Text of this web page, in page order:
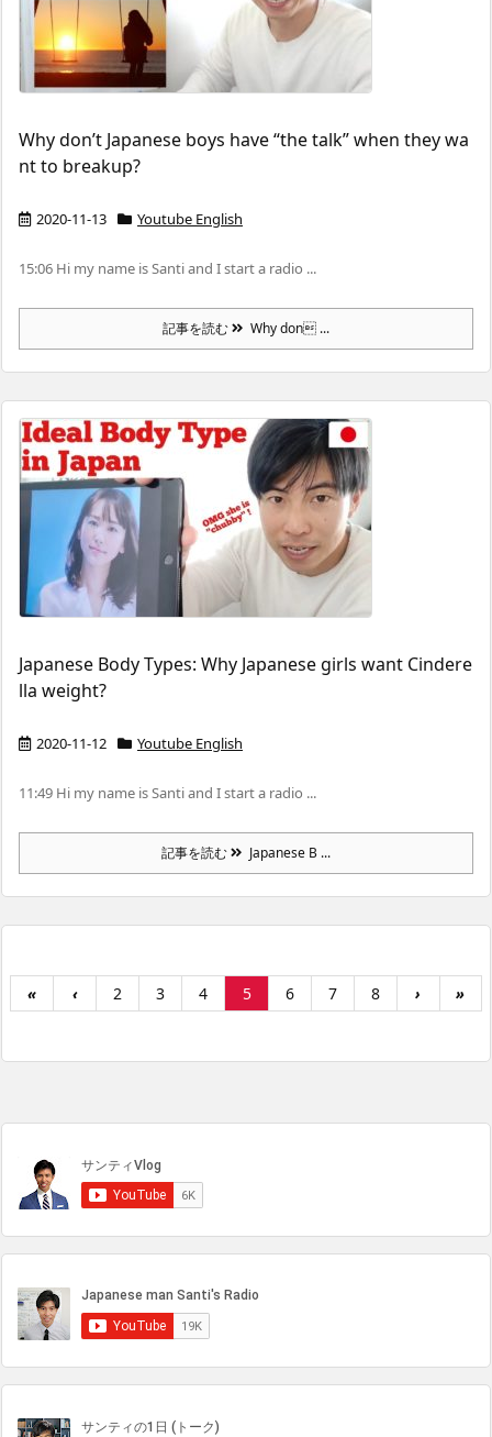
Why don’t Japanese boys have “the talk” when they wa
nt to breakup?
2020-11-13 Youtube English
15:06 Hi my name is Santi and I start a radio ...
記事を読む Why don ...
Japanese Body Types: Why Japanese girls want Cindere
lla weight?
2020-11-12 Youtube English
11:49 Hi my name is Santi and I start a radio ...
記事を読む Japanese B ...
« ‹ 2 3 4 5 6 7 8 › »